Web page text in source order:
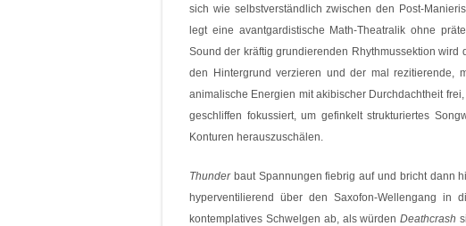
sich wie selbstverständlich zwischen den Post-
legt eine avantgardistische Math-Theatralik ohne
Sound der kräftig grundierenden Rhythmussektion
den Hintergrund verzieren und der mal rezitierende,
animalische Energien mit akibischer Durchdachtheit
geschliffen fokussiert, um gefinkelt strukturiertes
Konturen herauszuschälen.
Thunderbaut Spannungen fiebrig auf und bricht dann
hyperventilierend über den Saxofon-Wellengang
kontemplatives Schwelgen ab, als würdenDeathcrash